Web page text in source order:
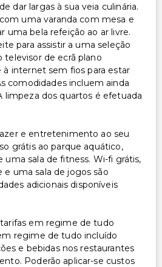
dar largas à sua veia culinária.
uma varanda com mesa e
uma bela refeição ao ar livre.
para assistir a uma seleção
televisor de ecrã plano
à internet sem fios para estar
comodidades incluem ainda
limpeza dos quartos é efetuada
e entretenimento ao seu
grátis ao parque aquático,
uma sala de fitness. Wi-fi grátis,
uma sala de jogos são
adicionais disponíveis
em regime de tudo
regime de tudo incluído
e bebidas nos restaurantes
Poderão aplicar-se custos